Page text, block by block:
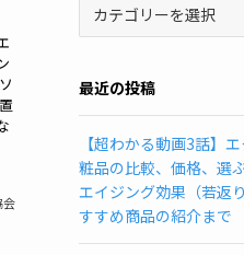
会
ク
ソ
ソ
ー
ム
が
受
最近の投稿
【超わかる動画3話】
粧品の比較、価格、選
エイジング効果（若返
すすめ商品の紹介まで